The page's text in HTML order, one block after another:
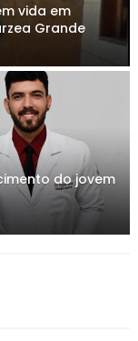
vida em
Grande
do jovem